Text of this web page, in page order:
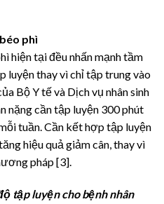
phì
hiện tại đều nhấn mạnh tầm
luyện thay vì chỉ tập trung vào
Bộ Y tế và Dịch vụ nhân sinh
nặng cần tập luyện 300 phút
tuần. Cần kết hợp tập luyện
hiệu quả giảm cân, thay vì
pháp [3].
tập luyện cho bệnh nhân